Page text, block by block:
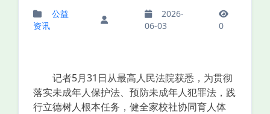
公益
资讯
2026-
06-03
0
记者5月31日从最高人民法院获悉，为贯彻
落实未成年人保护法、预防未成年人犯罪法，践
行立德树人根本任务，健全家校社协同育人体